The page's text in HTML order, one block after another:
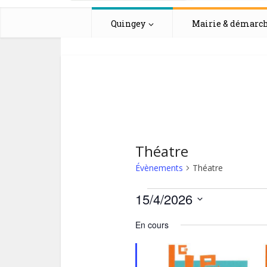
Quingey Mairie &
Théatre
Évènements Théatre
Évènements
for
15/4/2026
une
date.
En cours